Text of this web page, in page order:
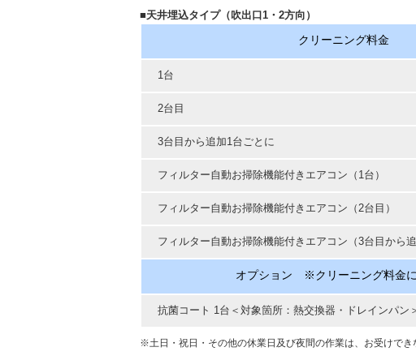
■天井埋込タイプ（吹出口1・2方向）
クリーニング料金
1台
2台目
3台目から追加1台ごとに
フィルター自動お掃除機能付きエアコン（1台）
フィルター自動お掃除機能付きエアコン（2台目）
フィルター自動お掃除機能付きエアコン（3台目から追
オプション ※クリーニング料金
抗菌コート 1台＜対象箇所：熱交換器・ドレインパン
※土日・祝日・その他の休業日及び夜間の作業は、お受けで